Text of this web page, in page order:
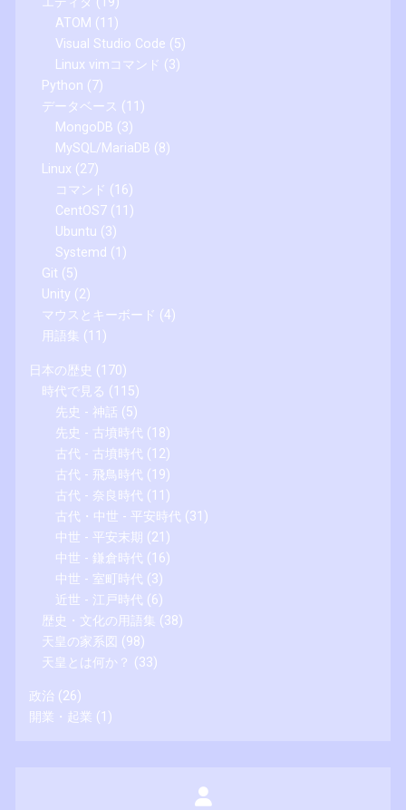
ATOM (11)
Visual Studio Code (5)
Linux vimコマンド (3)
Python (7)
データベース (11)
MongoDB (3)
MySQL/MariaDB (8)
Linux (27)
コマンド (16)
CentOS7(11)
Ubuntu (3)
Systemd (1)
Git (5)
Unity (2)
マウスとキーボード (4)
用語集 (11)
日本の歴史 (170)
時代で見る (115)
先史 - 神話 (5)
先史 - 古墳時代 (18)
古代 - 古墳時代 (12)
古代 - 飛鳥時代 (19)
古代 - 奈良時代 (11)
古代・中世 - 平安時代 (31)
中世 - 平安末期 (21)
中世 - 鎌倉時代 (16)
中世 - 室町時代 (3)
近世 - 江戸時代 (6)
歴史・文化の用語集 (38)
天皇の家系図 (98)
天皇とは何か？ (33)
政治 (26)
開業・起業 (1)